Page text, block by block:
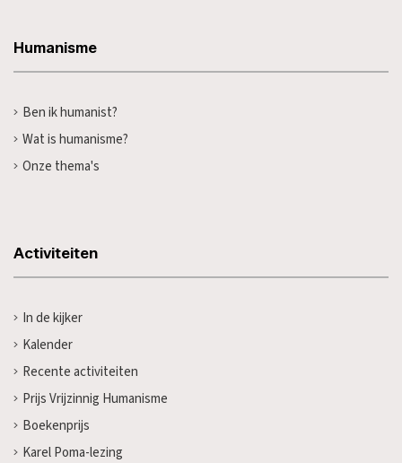
Humanisme
Ben ik humanist?
Wat is humanisme?
Onze thema's
Activiteiten
In de kijker
Kalender
Recente activiteiten
Prijs Vrijzinnig Humanisme
Boekenprijs
Karel Poma-lezing